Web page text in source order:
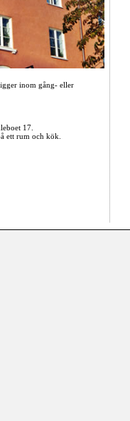
inom gång- eller
17.
ett rum och kök.